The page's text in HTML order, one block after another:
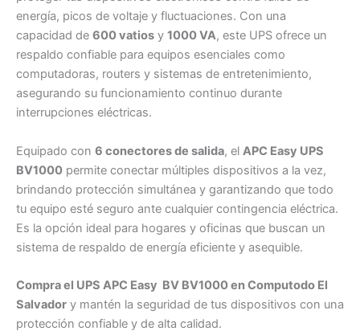
energía, picos de voltaje y fluctuaciones. Con una
capacidad de 600 vatios y 1000 VA, este UPS ofrece un
respaldo confiable para equipos esenciales como
computadoras, routers y sistemas de entretenimiento,
asegurando su funcionamiento continuo durante
interrupciones eléctricas.
Equipado con 6 conectores de salida, el APC Easy UPS
BV1000 permite conectar múltiples dispositivos a la vez,
brindando protección simultánea y garantizando que todo
tu equipo esté seguro ante cualquier contingencia eléctrica.
Es la opción ideal para hogares y oficinas que buscan un
sistema de respaldo de energía eficiente y asequible.
Compra el UPS APC Easy BV BV1000 en Computodo El
Salvador y mantén la seguridad de tus dispositivos con una
protección confiable y de alta calidad.